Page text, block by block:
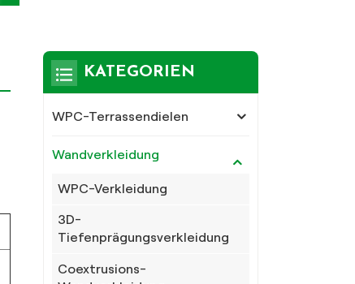
KATEGORIEN
WPC-Terrassendielen
Wandverkleidung
WPC-Verkleidung
3D-
Tiefenprägungsverkleidung
Coextrusions-